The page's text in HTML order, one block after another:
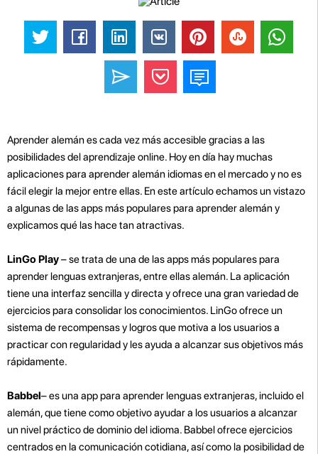
Aprender alemán es cada vez más accesible gracias a las
posibilidades del aprendizaje online. Hoy en día hay muchas
aplicaciones para aprender alemán idiomas en el mercado y no es
fácil elegir la mejor entre ellas. En este artículo echamos un vistazo
a algunas de las apps más populares para aprender alemán y
explicamos qué las hace tan atractivas.
LinGo Play– se trata de una de las apps más populares para
aprender lenguas extranjeras, entre ellas alemán. La aplicación
tiene una interfaz sencilla y directa y ofrece una gran variedad de
ejercicios para consolidar los conocimientos. LinGo ofrece un
sistema de recompensas y logros que motiva a los usuarios a
practicar con regularidad y les ayuda a alcanzar sus objetivos más
rápidamente.
Babbel– es una app para aprender lenguas extranjeras, incluido el
alemán, que tiene como objetivo ayudar a los usuarios a alcanzar
un nivel práctico de dominio del idioma. Babbel ofrece ejercicios
centrados en la comunicación cotidiana, así como la posibilidad de